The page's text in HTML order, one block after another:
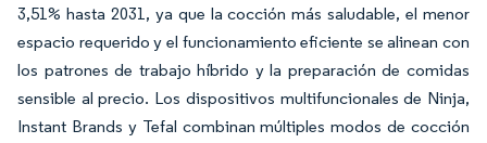
3,51% hasta 2031, ya que la cocción más saludable, el menor
espacio requerido y el funcionamiento eficiente se alinean con
los patrones de trabajo híbrido y la preparación de comidas
sensible al precio. Los dispositivos multifuncionales de Ninja,
Instant Brands y Tefal combinan múltiples modos de cocción